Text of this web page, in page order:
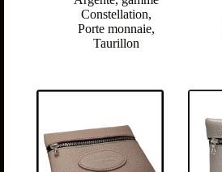
Constellation,
Porte monnaie,
Taurillon